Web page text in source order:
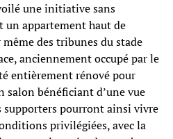
une initiative sans
un appartement haut de
des tribunes du stade
anciennement occupé par le
entièrement rénové pour
salon bénéficiant d’une vue
supporters pourront ainsi vivre
privilégiées, avec la